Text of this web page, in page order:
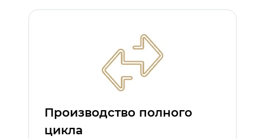
Производство полного
цикла